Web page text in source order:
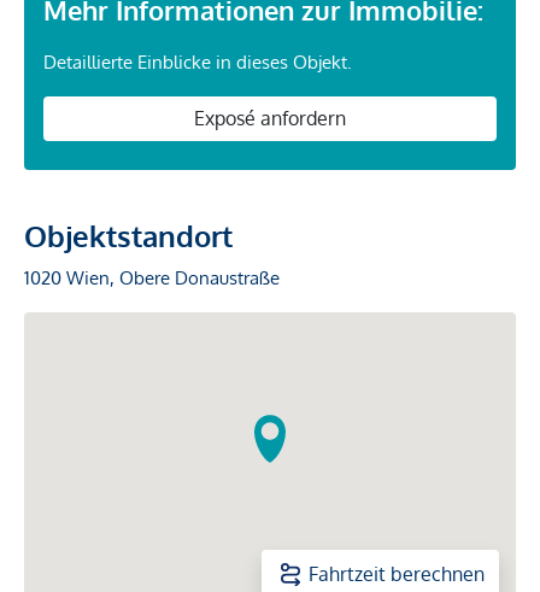
Mehr Informationen zur Immobilie:
Detaillierte Einblicke in dieses Objekt.
Exposé anfordern
Objektstandort
1020 Wien, Obere Donaustraße
Fahrtzeit berechnen